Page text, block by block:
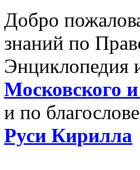
Добро
знаний по
Энциклопедия
Московского
и по
Руси Кирилла